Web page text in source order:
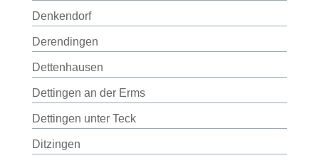
Denkendorf
Derendingen
Dettenhausen
Dettingen an der Erms
Dettingen unter Teck
Ditzingen